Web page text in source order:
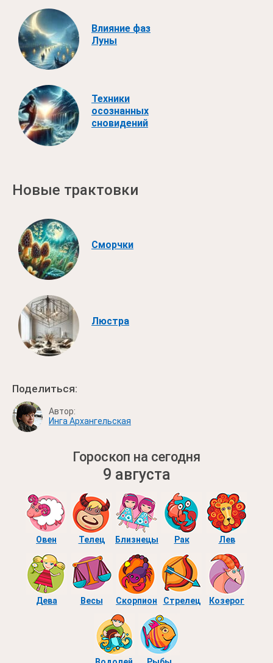
Влияние фаз
Луны
Техники
осознанных
сновидений
Новые трактовки
Сморчки
Люстра
Поделиться:
Автор:
Инга Архангельская
Гороскоп на сегодня
9 августа
Овен Телец Близнецы Рак Лев
Дева Весы Скорпион Стрелец Козерог